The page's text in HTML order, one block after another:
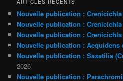
ARTICLES RÉCENTS
Nouvelle publication : Crenicichla
Nouvelle publication :
Nouvelle publication : Crenicichla
Nouvelle publication : Aequidens
Nouvelle publication : Saxatilia
2026
Nouvelle publication :